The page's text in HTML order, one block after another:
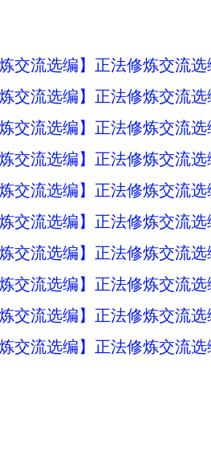
交流选编】正法修炼交流选
交流选编】正法修炼交流选
交流选编】正法修炼交流选
交流选编】正法修炼交流选
交流选编】正法修炼交流选
交流选编】正法修炼交流选
交流选编】正法修炼交流选
交流选编】正法修炼交流选
交流选编】正法修炼交流选
交流选编】正法修炼交流选